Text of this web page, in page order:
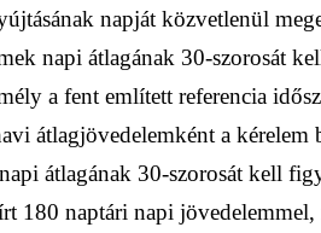
napját közvetlenül
napi átlagának 30-szorosát
a fent említett referencia
átlagjövedelemként a kérelem
átlagának 30-szorosát kell
180 naptári napi jövedelemmel,